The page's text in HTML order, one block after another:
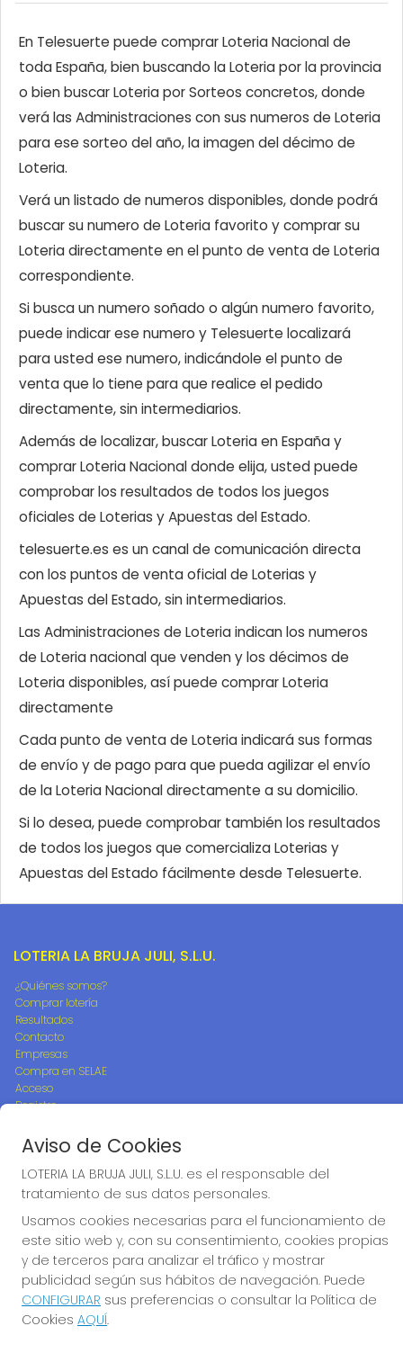
En Telesuerte puede comprar Loteria Nacional de
toda España, bien buscando la Loteria por la provincia
o bien buscar Loteria por Sorteos concretos, donde
verá las Administraciones con sus numeros de Loteria
para ese sorteo del año, la imagen del décimo de
Loteria.
Verá un listado de numeros disponibles, donde podrá
buscar su numero de Loteria favorito y comprar su
Loteria directamente en el punto de venta de Loteria
correspondiente.
Si busca un numero soñado o algún numero favorito,
puede indicar ese numero y Telesuerte localizará
para usted ese numero, indicándole el punto de
venta que lo tiene para que realice el pedido
directamente, sin intermediarios.
Además de localizar, buscar Loteria en España y
comprar Loteria Nacional donde elija, usted puede
comprobar los resultados de todos los juegos
oficiales de Loterias y Apuestas del Estado.
telesuerte.es es un canal de comunicación directa
con los puntos de venta oficial de Loterias y
Apuestas del Estado, sin intermediarios.
Las Administraciones de Loteria indican los numeros
de Loteria nacional que venden y los décimos de
Loteria disponibles, así puede comprar Loteria
directamente
Cada punto de venta de Loteria indicará sus formas
de envío y de pago para que pueda agilizar el envío
de la Loteria Nacional directamente a su domicilio.
Si lo desea, puede comprobar también los resultados
de todos los juegos que comercializa Loterias y
Apuestas del Estado fácilmente desde Telesuerte.
LOTERIA LA BRUJA JULI, S.L.U.
¿Quiénes somos?
Comprar lotería
Resultados
Contacto
Empresas
Compra en SELAE
Acceso
Registro
REDES SOCIALES
CONTACTO
ADMON DE LOTERIAS 242 de MADRID - LA BRUJA JULI -
RECEPTOR OFICIAL Nº95705
info@loterialabrujajuli.es
Aviso de Cookies
LOTERIA LA BRUJA JULI, S.L.U. es el responsable del
tratamiento de sus datos personales.
Usamos cookies necesarias para el funcionamiento de
este sitio web y, con su consentimiento, cookies propias
y de terceros para analizar el tráfico y mostrar
publicidad según sus hábitos de navegación. Puede
CONFIGURAR sus preferencias o consultar la Política de
Cookies AQUÍ.